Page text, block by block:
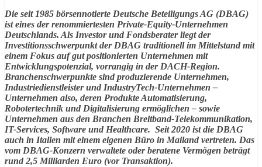
Die seit 1985 börsennotierte Deutsche Beteiligungs AG (DBAG)
ist eines der renommiertesten Private-Equity-Unternehmen
Deutschlands. Als Investor und Fondsberater liegt der
Investitionsschwerpunkt der DBAG traditionell im Mittelstand mit
einem Fokus auf gut positionierten Unternehmen mit
Entwicklungspotenzial, vorrangig in der DACH-Region.
Branchenschwerpunkte sind produzierende Unternehmen,
Industriedienstleister und IndustryTech-Unternehmen –
Unternehmen also, deren Produkte Automatisierung,
Robotertechnik und Digitalisierung ermöglichen – sowie
Unternehmen aus den Branchen Breitband-Telekommunikation,
IT-Services, Software und Healthcare. Seit 2020 ist die DBAG
auch in Italien mit einem eigenen Büro in Mailand vertreten. Das
vom DBAG-Konzern verwaltete oder beratene Vermögen beträgt
rund 2,5 Milliarden Euro (vor Transaktion).